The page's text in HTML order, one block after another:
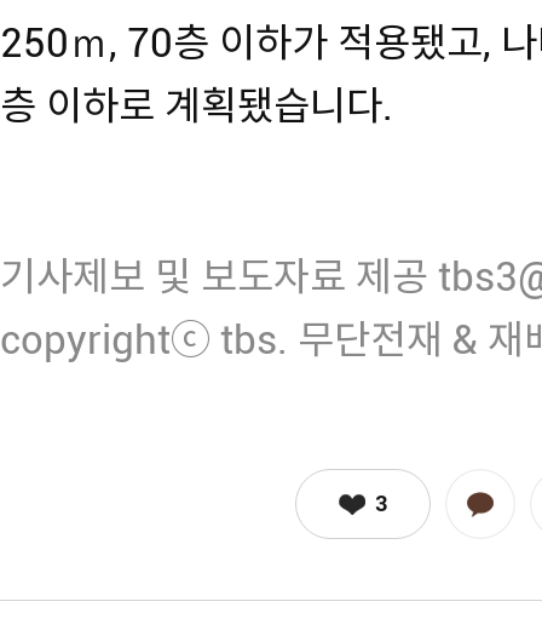
250ｍ, 70층 이하가 적용됐고,
층 이하로 계획됐습니다.
기사제보 및 보도자료 제공
copyrightⓒ tbs. 무단전재 & 재
3